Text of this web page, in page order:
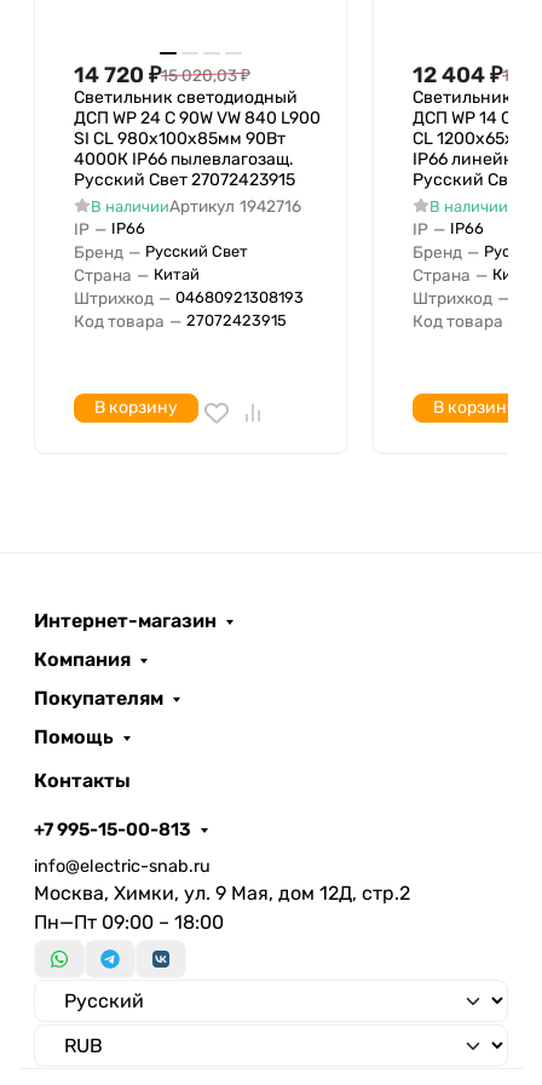
14 720 ₽15 020,03₽
Светильник светодиодный
ДСП WP 24 C 90W VW 840 L900
SI CL 980х100х85мм 90Вт
4000К IP66 пылевлагозащ.
Русский Свет 27072423915
В наличииАртикул 1942716
IP — IP66
Бренд — Русский Свет
Страна — Китай
Штрихкод — 04680921308193
Код товара — 27072423915
В корзину
12 404₽12
Светильник
ДСП WP 14 C
CL
IP66 линейный
Русский Свет
В наличии
IP — IP66
Бренд —
Страна — Китай
Штрихкод —
Код товара
В корзину
Интернет-магазин
Компания
Покупателям
Помощь
Контакты
+7 995-15-00-813
info@electric-snab.ru
Москва, Химки, ул. 9 Мая, дом 12Д, стр.2
Пн—Пт 09:00 – 18:00